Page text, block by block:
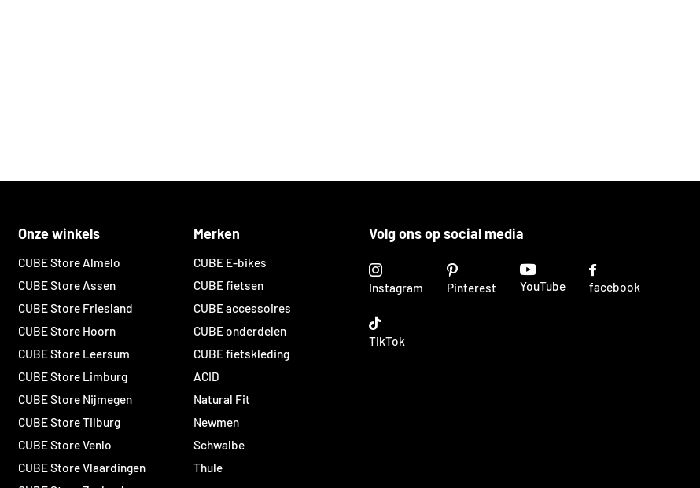
Onze winkels
CUBE Store Almelo
CUBE Store Assen
CUBE Store Friesland
CUBE Store Hoorn
CUBE Store Leersum
CUBE Store Limburg
CUBE Store Nijmegen
CUBE Store Tilburg
CUBE Store Venlo
CUBE Store Vlaardingen
Merken
CUBE E-bikes
CUBE fietsen
CUBE accessoires
CUBE onderdelen
CUBE fietskleding
ACID
Natural Fit
Newmen
Schwalbe
Thule
Volg ons op social media
Instagram Pinterest YouTube facebook
TikTok